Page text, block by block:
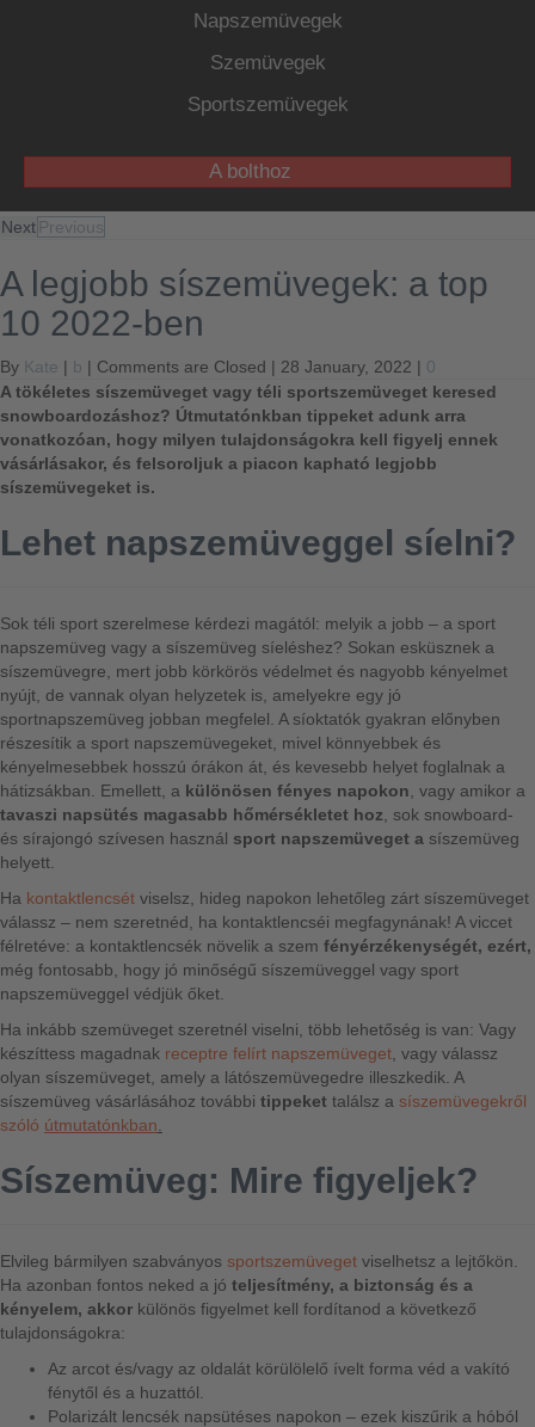
Napszemüvegek
Szemüvegek
Sportszemüvegek
A bolthoz
NextPrevious
A legjobb síszemüvegek: a top
10 2022-ben
By Kate | b | Comments are Closed | 28 January, 2022 | 0
A tökéletes síszemüveget vagy téli sportszemüveget keresed
snowboardozáshoz? Útmutatónkban tippeket adunk arra
vonatkozóan, hogy milyen tulajdonságokra kell figyelj ennek
vásárlásakor, és felsoroljuk a piacon kapható legjobb
síszemüvegeket is.
Lehet napszemüveggel síelni?
Sok téli sport szerelmese kérdezi magától: melyik a jobb – a sport
napszemüveg vagy a síszemüveg síeléshez? Sokan esküsznek a
síszemüvegre, mert jobb körkörös védelmet és nagyobb kényelmet
nyújt, de vannak olyan helyzetek is, amelyekre egy jó
sportnapszemüveg jobban megfelel. A síoktatók gyakran előnyben
részesítik a sport napszemüvegeket, mivel könnyebbek és
kényelmesebbek hosszú órákon át, és kevesebb helyet foglalnak a
hátizsákban. Emellett, a különösen fényes napokon , vagy amikor a
tavaszi napsütés magasabb hőmérsékletet hoz , sok snowboard-
és sírajongó szívesen használ sport napszemüveget a síszemüveg
helyett.
Ha kontaktlencsét viselsz, hideg napokon lehetőleg zárt síszemüveget
válassz – nem szeretnéd, ha kontaktlencséi megfagynának! A viccet
félretéve: a kontaktlencsék növelik a szem fényérzékenységét, ezért,
még fontosabb, hogy jó minőségű síszemüveggel vagy sport
napszemüveggel védjük őket.
Ha inkább szemüveget szeretnél viselni, több lehetőség is van: Vagy
készíttess magadnak receptre felírt napszemüveget , vagy válassz
olyan síszemüveget, amely a látószemüvegedre illeszkedik. A
síszemüveg vásárlásához további tippeket találsz a síszemüvegekről
szóló útmutatónkban
Síszemüveg: Mire figyeljek?
Elvileg bármilyen szabványos sportszemüveget viselhetsz a lejtőkön.
Ha azonban fontos neked a jó teljesítmény, a biztonság és a
kényelem, akkor különös figyelmet kell fordítanod a következő
tulajdonságokra:
Az arcot és/vagy az oldalát körülölelő ívelt forma véd a vakító
fénytől és a huzattól.
Polarizált lencsék napsütéses napokon – ezek kiszűrik a hóból